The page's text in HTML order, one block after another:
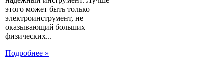
этого может быть только
электроинструмент, не
оказывающий больших
физических...
Подробнее »